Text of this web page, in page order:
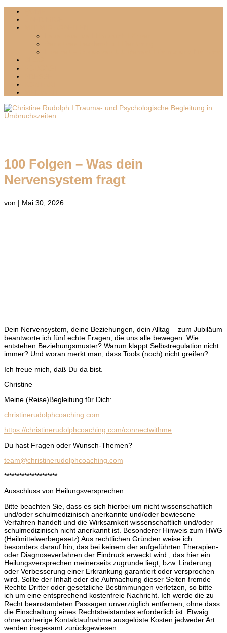
100 Folgen – Was dein
Nervensystem fragt
von | Mai 30, 2026
Dein Nervensystem, deine Beziehungen, dein Alltag – zum Jubiläum
beantworte ich fünf echte Fragen, die uns alle bewegen. Wie
entstehen Beziehungsmuster? Warum klappt Selbstregulation nicht
immer? Und woran merkt man, dass Tools (noch) nicht greifen?
Ich freue mich, daß Du da bist.
Christine
Meine (Reise)Begleitung für Dich:
christinerudolphcoaching.com
https://christinerudolphcoaching.com/connectwithme
Du hast Fragen oder Wunsch-Themen?
team@christinerudolphcoaching.com
*********************
Ausschluss von Heilungsversprechen
Bitte beachten Sie, dass es sich hierbei um nicht wissenschaftlich
und/oder schulmedizinisch anerkannte und/oder bewiesene
Verfahren handelt und die Wirksamkeit wissenschaftlich und/oder
schulmedizinisch nicht anerkannt ist. Besonderer Hinweis zum HWG
(Heilmittelwerbegesetz) Aus rechtlichen Gründen weise ich
besonders darauf hin, das bei keinem der aufgeführten Therapien-
oder Diagnoseverfahren der Eindruck erweckt wird , das hier ein
Heilungsversprechen meinerseits zugrunde liegt, bzw. Linderung
oder Verbesserung einer Erkrankung garantiert oder versprochen
wird. Sollte der Inhalt oder die Aufmachung dieser Seiten fremde
Rechte Dritter oder gesetzliche Bestimmungen verletzen, so bitte
ich um eine entsprechend kostenfreie Nachricht. Ich werde die zu
Recht beanstandeten Passagen unverzüglich entfernen, ohne dass
die Einschaltung eines Rechtsbeistandes erforderlich ist. Etwaig
ohne vorherige Kontaktaufnahme ausgelöste Kosten jedweder Art
werden insgesamt zurückgewiesen.